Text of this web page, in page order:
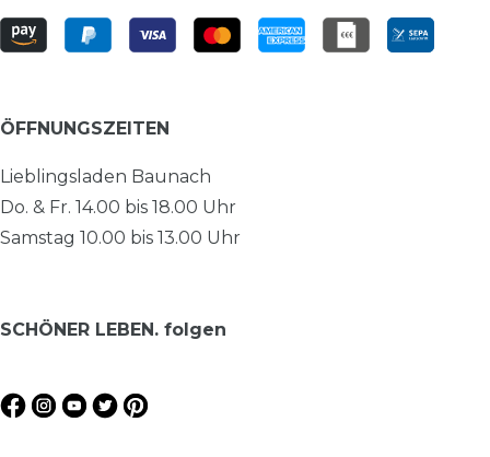
ÖFFNUNGSZEITEN
Lieblingsladen Baunach
Do. & Fr. 14.00 bis 18.00 Uhr
Samstag 10.00 bis 13.00 Uhr
SCHÖNER LEBEN. folgen